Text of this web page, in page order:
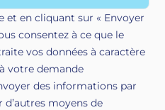
et en cliquant sur « Envoyer
consentez à ce que le
vos données à caractère
votre demande
des informations par
moyens de